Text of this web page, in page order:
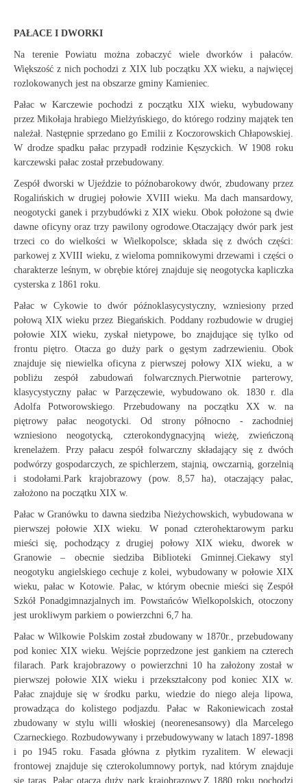
PAŁACE I DWORKI
Na terenie Powiatu można zobaczyć wiele dworków i pałaców.
Większość z nich pochodzi z XIX lub początku XX wieku, a najwięcej
rozlokowanych jest na obszarze gminy Kamieniec.
Pałac w Karczewie pochodzi z początku XIX wieku, wybudowany
przez Mikołaja hrabiego Mielżyńskiego, do którego rodziny majątek ten
należał. Następnie sprzedano go Emilii z Koczorowskich Chłapowskiej.
W drodze spadku pałac przypadł rodzinie Kęszyckich. W 1908 roku
karczewski pałac został przebudowany.
Zespół dworski w Ujeździe to późnobarokowy dwór, zbudowany przez
Rogalińskich w drugiej połowie XVIII wieku. Ma dach mansardowy,
neogotycki ganek i przybudówki z XIX wieku. Obok położone są dwie
dawne oficyny oraz trzy pawilony ogrodowe.Otaczający dwór park jest
trzeci co do wielkości w Wielkopolsce; składa się z dwóch części:
parkowej z XVIII wieku, z wieloma pomnikowymi drzewami i części o
charakterze leśnym, w obrębie której znajduje się neogotycka kapliczka
cysterska z 1861 roku.
Pałac w Cykowie to dwór późnoklasycystyczny, wzniesiony przed
połową XIX wieku przez Biegańskich. Poddany rozbudowie w drugiej
połowie XIX wieku, zyskał nietypowe, bo znajdujące się tylko od
frontu piętro. Otacza go duży park o gęstym zadrzewieniu. Obok
znajduje się niewielka oficyna z pierwszej połowy XIX wieku, a w
pobliżu zespół zabudowań folwarcznych.Pierwotnie parterowy,
klasycystyczny pałac w Parzęczewie, wybudowano ok. 1830 r. dla
Adolfa Potworowskiego. Przebudowany na początku XX w. na
piętrowy pałac neogotycki. Od strony północno - zachodniej
wzniesiono neogotycką, czterokondygnacyjną wieżę, zwieńczoną
krenelażem. Przy pałacu zespół folwarczny składający się z dwóch
podwórzy gospodarczych, ze spichlerzem, stajnią, owczarnią, gorzelnią
i stodołami.Park krajobrazowy (pow. 8,57 ha), otaczający pałac,
założono na początku XIX w.
Pałac w Granówku to dawna siedziba Nieżychowskich, wybudowana w
pierwszej połowie XIX wieku. W ponad czterohektarowym parku
mieści się, pochodzący z drugiej połowy XIX wieku, dworek w
Granowie – obecnie siedziba Biblioteki Gminnej.Ciekawy styl
neogotyku angielskiego cechuje z kolei, wybudowany w połowie XIX
wieku, pałac w Kotowie. Pałac, w którym obecnie mieści się Zespół
Szkół Ponadgimnazjalnych im. Powstańców Wielkopolskich, otoczony
jest urokliwym parkiem o powierzchni 6,7 ha.
Pałac w Wilkowie Polskim został zbudowany w 1870r., przebudowany
pod koniec XIX wieku. Wejście poprzedzone jest gankiem na czterech
filarach. Park krajobrazowy o powierzchni 10 ha założony został w
pierwszej połowie XIX wieku i przekształcony pod koniec XIX w.
Pałac znajduje się w środku parku, wiedzie do niego aleja lipowa,
prowadząca do kolistego podjazdu. Pałac w Rakoniewicach został
zbudowany w stylu willi włoskiej (neorenesansowy) dla Marcelego
Czarneckiego. Rozbudowywany i przebudowywany w latach 1897-1898
i po 1945 roku. Fasada główna z płytkim ryzalitem. W elewacji
frontowej znajduje się czterokolumnowy portyk, nad którym znajduje
się taras. Pałac otacza duży park krajobrazowy.Z 1880 roku pochodzi